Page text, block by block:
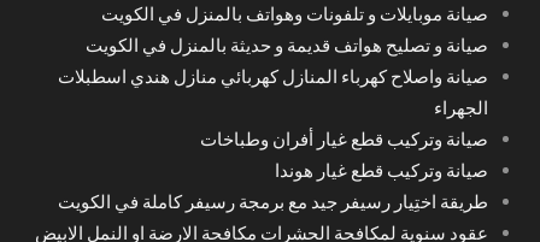
صيانة موبايلات و تلفونات وهواتف بالمنزل في الكويت
صيانة و تصليح هواتف قديمة و حديثة بالمنزل في الكويت
صيانة واصلاح كهرباء المنازل كهربائي منازل هندي اسطبلات
الجهراء
صيانة وتركيب قطع غيار أفران وطباخات
صيانة وتركيب قطع غيار هوندا
طريقة اختِيار رسيفر جيد مع برمجة رسيفر كاملة في الكويت
عقود سنوية لمكافحة الحشرات مكافحة الارضة او النمل الابيض